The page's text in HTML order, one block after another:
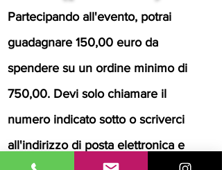
Partecipando all'evento, potrai
guadagnare 150,00 euro da
spendere su un ordine minimo di
750,00. Devi solo chiamare il
numero indicato sotto o scriverci
all'indirizzo di posta elettronica e